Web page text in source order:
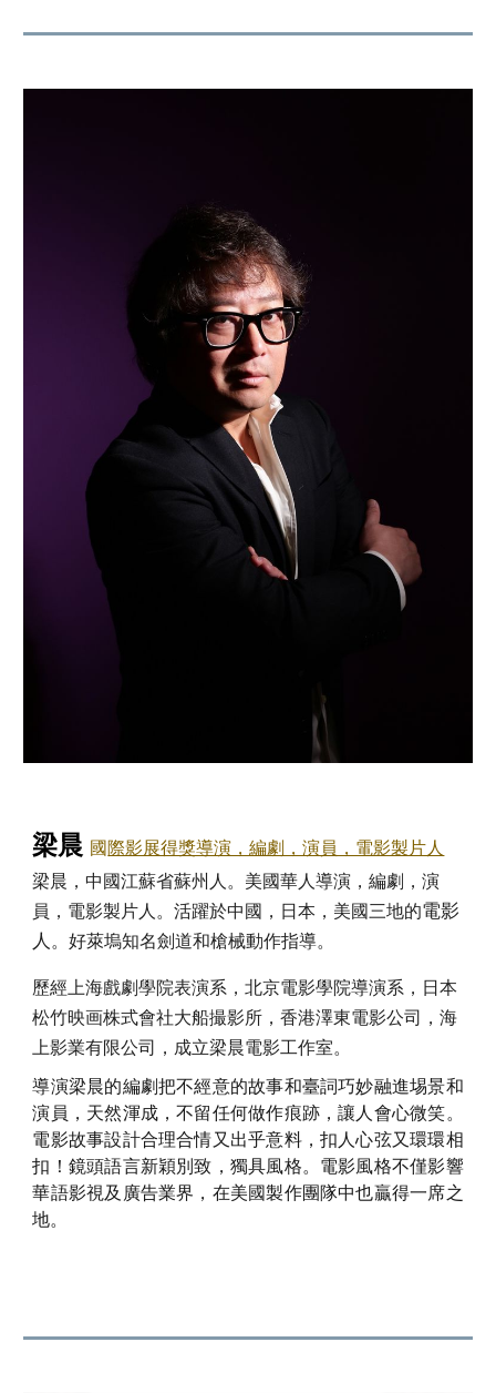
梁晨 國際影展得獎導演，編劇，演員，電影製片人
梁晨，中國江蘇省蘇州人。美國華人導演，編劇，演
員，電影製片人。活躍於中國，日本，美國三地的電影
人 。好萊塢知名劍道和槍械動作指導。
歷經上海戲劇學院表演系，北京電影學院導演系，日本
松竹映画株式會社大船撮影所，香港澤東電影公司，海
上影業有限公司，成立梁晨電影工作室。
導演梁晨的編劇把不經意的故事和臺詞巧妙融進埸景和
演員，天然渾成，不留任何做作痕跡，讓人會心微笑。
電影故事設計合理合情又出乎意料，扣人心弦又環環相
扣！鏡頭語言新穎別致，獨具風格。電影風格不僅影響
華語影視及廣告業界，在美國製作團隊中也贏得一席之
地。